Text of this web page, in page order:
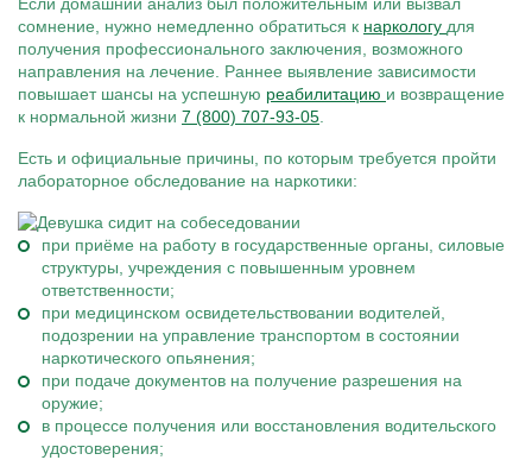
сомнение, нужно немедленно обратиться к наркологу для
получения профессионального заключения, возможного
направления на лечение. Раннее выявление зависимости
повышает шансы на успешную реабилитацию и возвращение
к нормальной жизни 7 (800) 707-93-05
Есть и официальные причины, по которым требуется пройти
лабораторное обследование на наркотики:
при приёме на работу в государственные органы, силовые
структуры, учреждения с повышенным уровнем
ответственности;
при медицинском освидетельствовании водителей,
подозрении на управление транспортом в состоянии
наркотического опьянения;
при подаче документов на получение разрешения на
оружие;
в процессе получения или восстановления водительского
удостоверения;